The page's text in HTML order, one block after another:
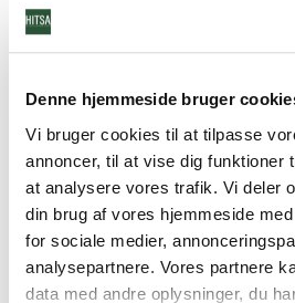
Denne hjemmeside bruger
Vi bruger cookies til at tilpasse
annoncer, til at vise dig funktioner
at analysere vores trafik. Vi deler
din brug af vores hjemmeside
for sociale medier,
analysepartnere. Vores partnere
data med andre oplysninger, du
HITSA-SAFE er
grundkonstruktion, der kan
standse bilen. I serien indgår
cykelstativer, skraldespand og
med HITSA-SAFE lagt vægt på at
sikringsprodukter, der også har
anvendelighed i byrummet.